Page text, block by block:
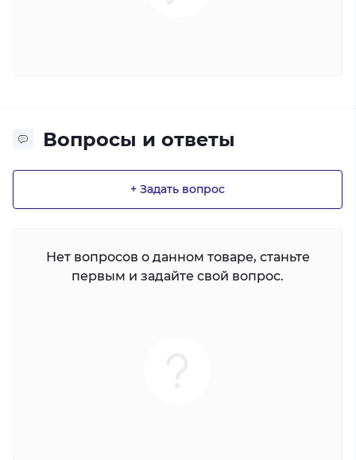
Вопросы и ответы
+ Задать вопрос
Нет вопросов о данном товаре, станьте
первым и задайте свой вопрос.